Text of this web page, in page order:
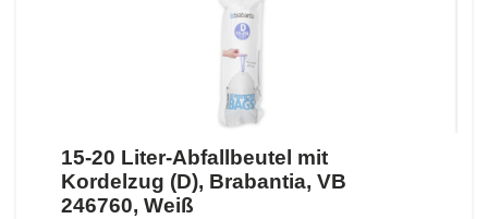
15-20 Liter-Abfallbeutel mit
Kordelzug (D), Brabantia, VB
246760, Weiß